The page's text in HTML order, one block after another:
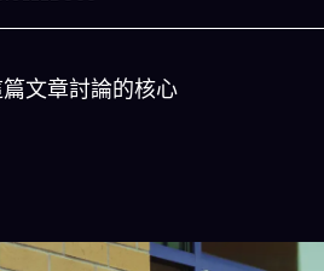
文章討論的核心